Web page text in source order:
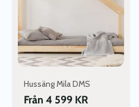
Hussäng Mila DMS
Från 4 599 KR
olika
alternativen
kan
produktsidan